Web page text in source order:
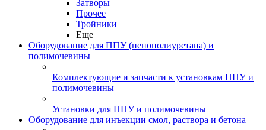
Затворы
Прочее
Тройники
Еще
Оборудование для ППУ (пенополиуретана) и
полимочевины
Комплектующие и запчасти к установкам ППУ и
полимочевины
Установки для ППУ и полимочевины
Оборудование для инъекции смол, раствора и бетона